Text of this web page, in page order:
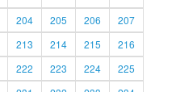
204 205 206
207
213 214 215
216
222 223 224
225